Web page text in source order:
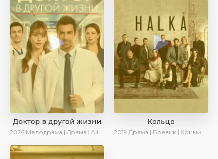
Доктор в другой жизни
2026 Мелодрама | Драма | AlisaDirilis | Новинки
Кольцо
2019 Драма | Боевик | Криминал